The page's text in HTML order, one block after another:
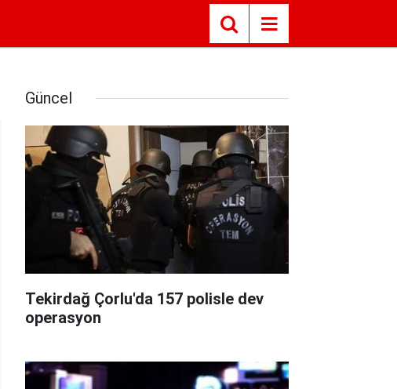
Güncel
Tekirdağ Çorlu'da 157 polisle dev
operasyon